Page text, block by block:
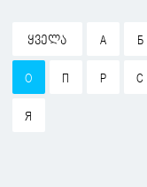
ᲧᲕᲔᲚᲐ А Б
О П Р С
Я